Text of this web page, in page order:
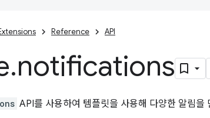
Reference API
.notifications
API를 사용하여 템플릿을 사용해 다양한 알림을